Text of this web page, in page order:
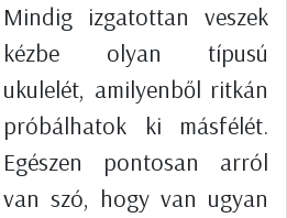
Mindig izgatottan veszek
kézbe olyan típusú
ukulelét, amilyenből ritkán
próbálhatok ki másfélét.
Egészen pontosan arról
van szó, hogy van ugyan